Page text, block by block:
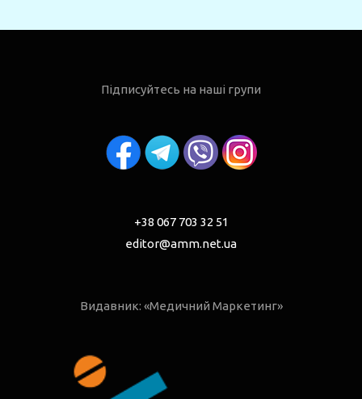
Підписуйтесь на наші групи
+38 067 703 32 51
editor@amm.net.ua
Видавник: «Медичний Маркетинг»